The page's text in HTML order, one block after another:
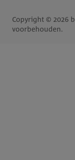
Copyright © 2026
voorbehouden.